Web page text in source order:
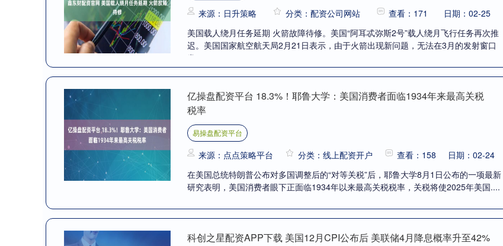
来源：日升策略 分类：配资公司网站 查看：171
日期：02-25
美国载人绕月任务延期 火箭故障待修。美国“阿耳忒弥斯2号”载人绕月飞行任务再次推
迟。美国国家航空航天局2月21日表示，由于火箭出现新问题，无法在3月的发射窗口
发....
亿操盘配资平台 18.3%！耶鲁大学：美国消费者面临1934年来最高关税
税率
易操盘配资平台
来源：点点策略平台 分类：线上配资开户 查看：158
日期：02-24
在美国总统特朗普公布对多国调整后的“对等关税”后，耶鲁大学8月1日公布的一项最新
研究表明，美国消费者眼下正面临1934年以来最高关税税率，关税将使2025年美国....
科创之星配资APP下载 美国12月CPI公布后 美联储4月降息概率升至42%